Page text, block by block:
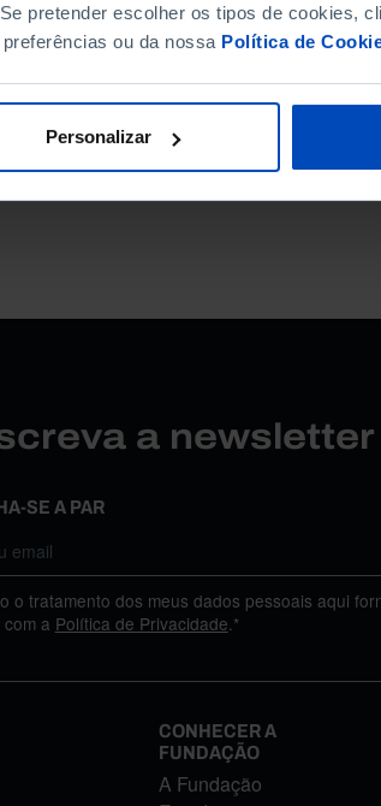
pretender escolher os tipos de cookies,
ou da nossa Política de
Personalizar
FIM
a
SE A PAR
o tratamento dos meus dados pessoais aqui
a Política de Privacidade.*
CONHECER A
FUNDAÇÃO
A Fundação